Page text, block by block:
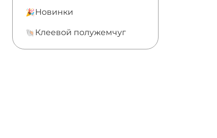
Новинки
Клеевой полужемчуг